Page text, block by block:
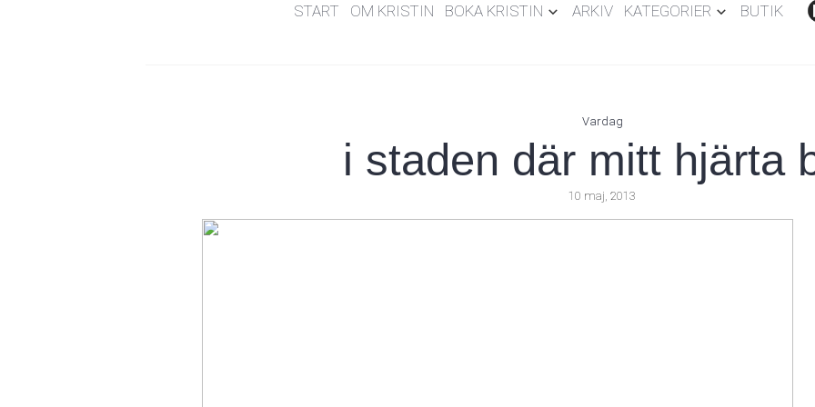
START OM KRISTIN BOKA KRISTIN ARKIV KATEGORIER BUTIK
Vardag
i staden där mitt hjärta
10 maj, 2013